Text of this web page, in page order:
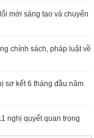
mới sáng tạo và chuyển
chính sách, pháp luật về
sơ kết 6 tháng đầu năm
nghị quyết quan trọng